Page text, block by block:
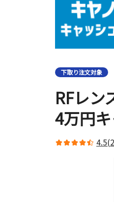
下取り注文対象
RFレン
4万円キ